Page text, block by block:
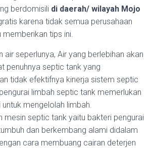
berdomisili di daerah/ wilayah Mojo
karena tidak semua perusahaan
tips ini.
air seperlunya, Air yang berlebihan akan
penuhnya septic tank yang
tidak efektifnya kinerja sistem septic
limbah septic tank memerlukan
mengelolah limbah.
mesin septic tank yaitu bakteri pengurai
dan berkembang alami didalam
cara membuang cairan deterjen